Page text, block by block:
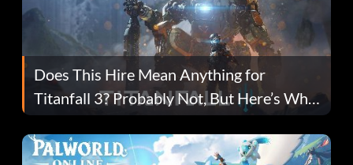
Does This Hire Mean Anything for
Titanfall 3? Probably Not, But Here’s Why
Fans Are Hopeful